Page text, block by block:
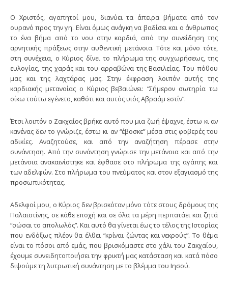
Ο Χριστός, αγαπητοί μου, διανύει τα άπειρα βήματα από τον
ουρανό προς την γη. Είναι όμως ανάγκη να βαδίσει και ο άνθρωπος
το ένα βήμα από το νου στην καρδιά, από την συνείδηση της
αρνητικής πράξεως στην αυθεντική μετάνοια. Τότε και μόνο τότε,
στη συνέχεια, ο Κύριος δίνει το πλήρωμα της συγχωρήσεως, της
ευλογίας, της χαράς και του αρραβώνα της Βασιλείας. Του πόθου
μας και της λαχτάρας μας. Στην έκφραση λοιπόν αυτής της
καρδιακής μετανοίας ο Κύριος βεβαιώνει: “Σήμερον σωτηρία τω
οίκω τούτω εγένετο, καθότι και αυτός υιός Αβραάμ εστίν”.
Έτσι λοιπόν ο Ζακχαίος βρήκε αυτό που μια ζωή έψαχνε, έστω κι αν
κανένας δεν το γνώριζε, έστω κι αν “έβοσκε” μέσα στις φοβερές του
αδικίες. Αναζητούσε, και από την αναζήτηση πέρασε στην
συνάντηση. Από την συνάντηση γνώρισε την μετάνοια και από την
μετάνοια ανακαινίστηκε και έφθασε στο πλήρωμα της αγάπης και
των αδελφών. Στο πλήρωμα του πνεύματος και στον εξαγιασμό της
προσωπικότητας.
Αδελφοί μου, ο Κύριος δεν βρισκόταν μόνο τότε στους δρόμους της
Παλαιστίνης, σε κάθε εποχή και σε όλα τα μέρη περπατάει και ζητά
“σώσαι το απολωλός”. Και αυτό θα γίνεται έως το τέλος της Ιστορίας
που ενδόξως πλέον θα έλθει “κρίναι ζώντας και νεκρούς”. Το θέμα
είναι το πόσοι από εμάς, που βρισκόμαστε στο χάλι του Ζακχαίου,
έχουμε συνειδητοποιήσει την φρικτή μας κατάσταση και κατά πόσο
διψούμε τη λυτρωτική συνάντηση με το βλέμμα του Ιησού.